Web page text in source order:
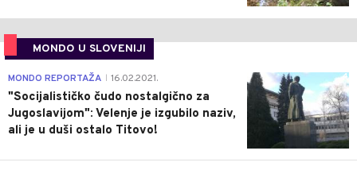
MONDO U SLOVENIJI
4
MONDO REPORTAŽA 16.02.2021.
"Socijalističko čudo nostalgično za
Jugoslavijom": Velenje je izgubilo naziv,
ali je u duši ostalo Titovo!